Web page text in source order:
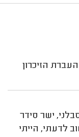
הזיכרון
ישר סידר
לדעתי, הייתי